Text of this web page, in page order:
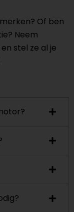
Of ben
Neem
stel ze al je